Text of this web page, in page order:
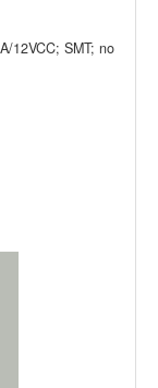
12VCC; SMT; no